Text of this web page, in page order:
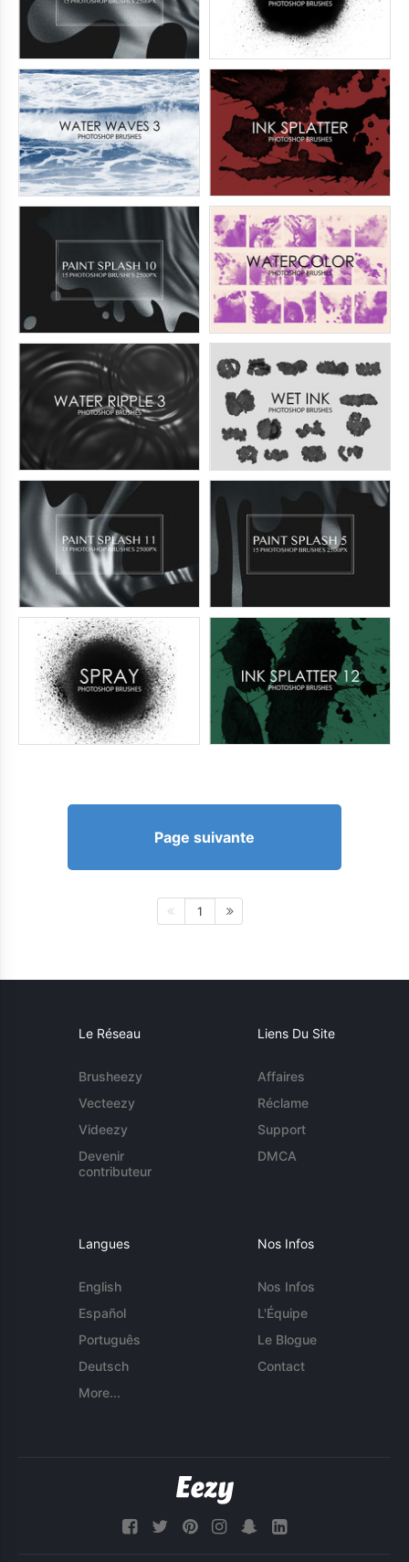
Page suivante
1
Le Réseau
Brusheezy
Vecteezy
Videezy
Devenir
contributeur
Liens Du Site
Affaires
Réclame
Support
DMCA
Langues
English
Español
Português
Deutsch
More...
Nos Infos
Nos Infos
L'Équipe
Le Blogue
Contact